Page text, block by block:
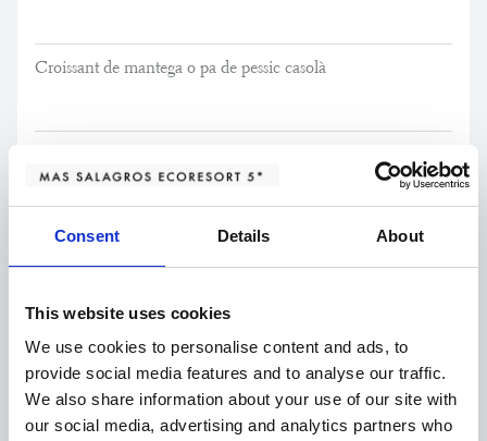
Consent Details About
This website uses cookies
We use cookies to personalise content and ads, to
provide social media features and to analyse our traffic.
We also share information about your use of our site with
our social media, advertising and analytics partners who
Croissant de mantega o pa de pessic casolà
Entrants
Steak tartar de vedella del Pallars*
acompanyat d'una suau emulsió de mostassa